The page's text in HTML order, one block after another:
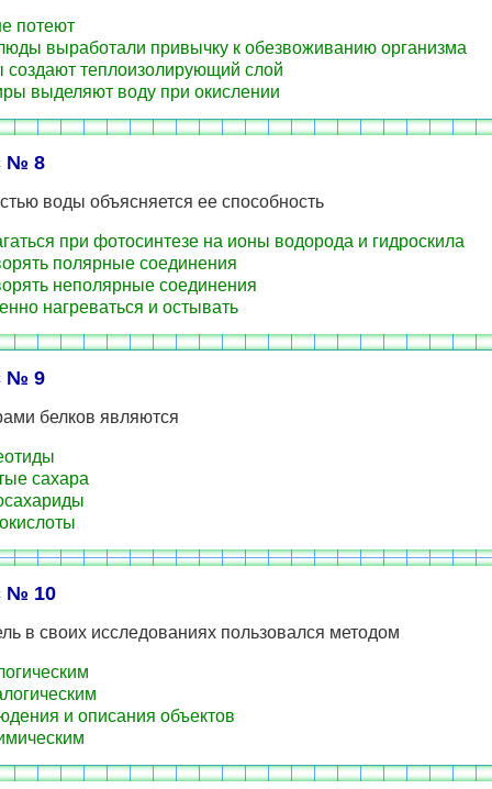
потеют
выработали привычку к обезвоживанию организма
теплоизолирующий слой
выделяют воду при окислении
№ 8
воды объясняется ее способность
при фотосинтезе на ионы водорода и гидроскила
полярные соединения
неполярные соединения
нагреваться и остывать
№ 9
белков являются
сахара
№ 10
в своих исследованиях пользовался методом
и описания объектов